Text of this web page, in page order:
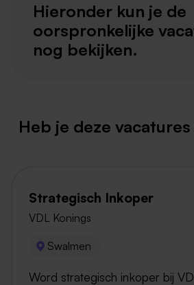
Hieronder kun je de
oorspronkelijke
nog bekijken.
Heb je deze
Strategisch Inkoper
VDL Konings
Swalmen
Word strategisch inkoper bij